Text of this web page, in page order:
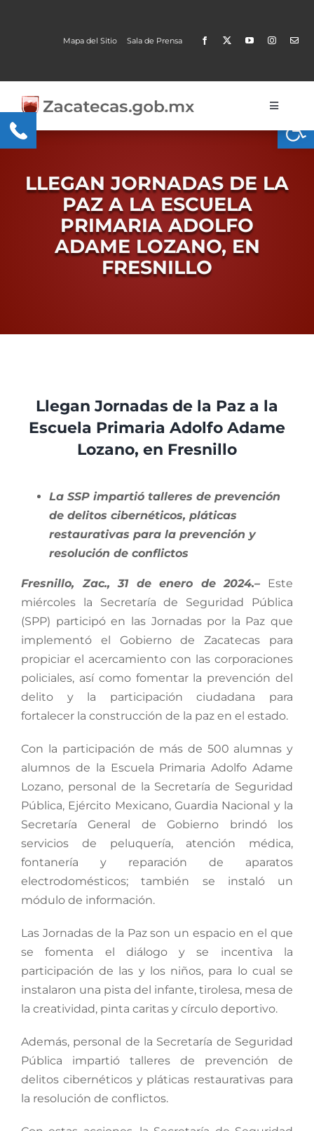
Mapa del Sitio Sala de Prensa
Toggle
Transparencia
MOBI
Conoce Zacatecas
LLEGAN JORNADAS DE LA
PAZ A LA ESCUELA
PRIMARIA ADOLFO
ADAME LOZANO, EN
FRESNILLO
Larger
Image
Llegan Jornadas de la Paz a la
Escuela Primaria Adolfo Adame
Lozano, en Fresnillo
La SSP impartió talleres de prevención
de delitos cibernéticos, pláticas
restaurativas para la prevención y
resolución de conflictos
Fresnillo, Zac., 31 de enero de 2024.– Este
miércoles la Secretaría de Seguridad Pública
(SPP) participó en las Jornadas por la Paz que
implementó el Gobierno de Zacatecas para
propiciar el acercamiento con las corporaciones
policiales, así como fomentar la prevención del
delito y la participación ciudadana para
fortalecer la construcción de la paz en el estado.
Con la participación de más de 500 alumnas y
alumnos de la Escuela Primaria Adolfo Adame
Lozano, personal de la Secretaría de Seguridad
Pública, Ejército Mexicano, Guardia Nacional y la
Secretaría General de Gobierno brindó los
servicios de peluquería, atención médica,
fontanería y reparación de aparatos
electrodomésticos; también se instaló un
módulo de información.
Las Jornadas de la Paz son un espacio en el que
se fomenta el diálogo y se incentiva la
participación de las y los niños, para lo cual se
instalaron una pista del infante, tirolesa, mesa de
la creatividad, pinta caritas y círculo deportivo.
Además, personal de la Secretaría de Seguridad
Pública impartió talleres de prevención de
delitos cibernéticos y pláticas restaurativas para
la resolución de conflictos.